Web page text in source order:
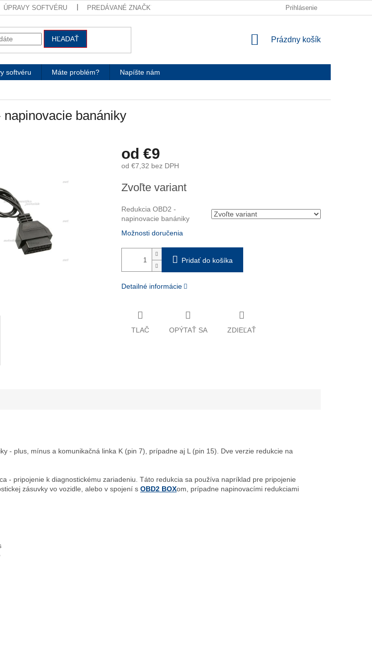
ÚPRAVY SOFTVÉRU PREDÁVANÉ ZNAČKY SPÄTNÁ DOPRAVA
Prihlásenie
HĽADAŤ
NÁKUPNÝ
Prázdny košík
softvéru Máte problém? Napíšte nám
banániky
od €9
od €7,32 bez DPH
cena:
Zvoľte variant
Redukcia OBD2 -
napinovacie banániky
Možnosti doručenia
Pridať do košíka
Detailné informácie
TLAČ OPÝTAŤ SA ZDIEĽAŤ
- plus, mínus a komunikačná linka K (pin 7), prípadne aj L (pin 15). Dve verzie redukcie na
- pripojenie k diagnostickému zariadeniu. Táto redukcia sa používa napríklad pre pripojenie
zásuvky vo vozidle, alebo v spojení s OBD2 BOXom, prípadne napinovacími redukciami
Virtuálny AI asistent